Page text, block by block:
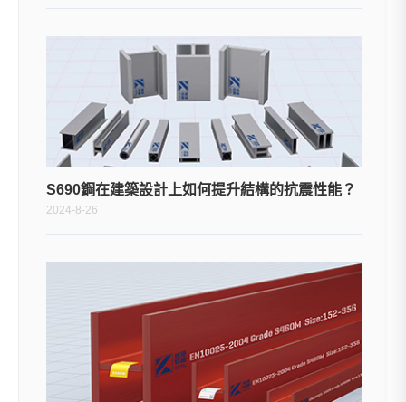
S690鋼在建築設計上如何提升結構的抗震性能？
2024-8-26